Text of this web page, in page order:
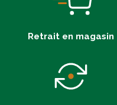
Retrait en magasin